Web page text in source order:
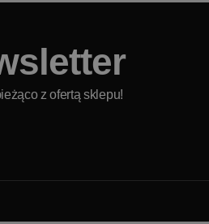
z ofertą sklepu!